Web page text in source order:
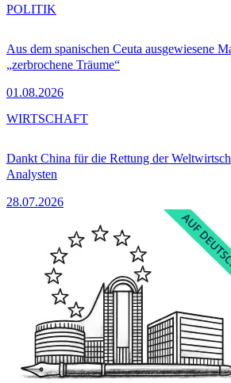
Aus dem spanischen Ceuta ausgewiesene
„zerbrochene Träume“
01.08.2026
POLITIK
Dankt China für die Rettung der
Analysten
28.07.2026
WIRTSCHAFT